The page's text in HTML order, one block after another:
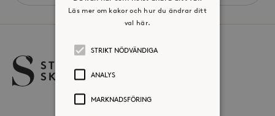
Läs mer om kakor och hur du ändrar ditt
val här.
STRIKT NÖDVÄNDIGA
ANALYS
MARKNADSFÖRING